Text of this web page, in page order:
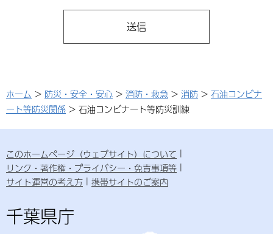
ホーム > 防災・安全・安心 > 消防・救急 > 消防 > 石油コンビナ
ート等防災関係 > 石油コンビナート等防災訓練
このホームページ（ウェブサイト）について
リンク・著作権・プライバシー・免責事項等
サイト運営の考え方
携帯サイトのご案内
千葉県庁